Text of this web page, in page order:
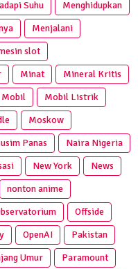
Suhu
Menghidupkan
Menjalani
slot
Minat
Mineral Kritis
Mobil
Mobil Listrik
Moskow
Panas
Naira Nigeria
New York
News
nonton anime
Offside
OpenAI
Pakistan
Umur
Paramount